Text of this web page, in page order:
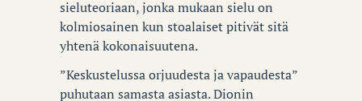
sieluteoriaan, jonka mukaan sielu on
kolmiosainen kun stoalaiset pitivät sitä
yhtenä kokonaisuutena.
”Keskustelussa orjuudesta ja vapaudesta”
puhutaan samasta asiasta. Dionin